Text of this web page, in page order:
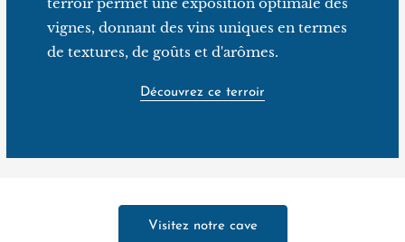
vignes, donnant des vins uniques en termes
de textures, de goûts et d'arômes.
Découvrez ce terroir
Visitez notre cave